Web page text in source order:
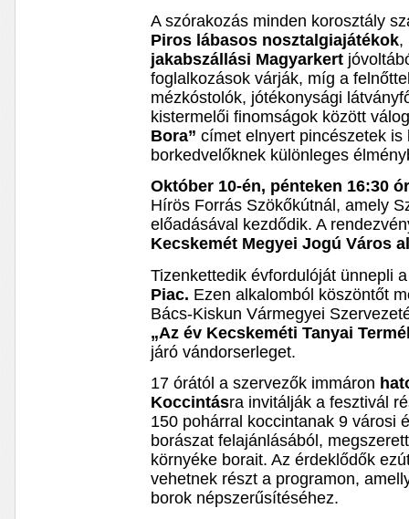
A szórakozás minden korosztály
Piros lábasos nosztalgiajátékok,
jakabszállási Magyarkert
foglalkozások várják, míg a
mézkóstolók, jótékonysági
kistermelői finomságok között
Bora” címet elnyert pincészetek
borkedvelőknek különleges
Október 10-én, pénteken 16:30
Hírös Forrás Szökőkútnál, amely
előadásával kezdődik. A
Kecskemét Megyei Jogú Város
Tizenkettedik évfordulóját ünnepli
Piac. Ezen alkalomból köszöntőt
Bács-Kiskun Vármegyei
„Az év Kecskeméti Tanyai
járó vándorserleget.
17 órától a szervezők immáron
Koccintásra invitálják a fesztivál
150 pohárral koccintanak 9 városi
borászat felajánlásából,
környéke borait. Az érdeklődők
vehetnek részt a programon,
borok népszerűsítéséhez.